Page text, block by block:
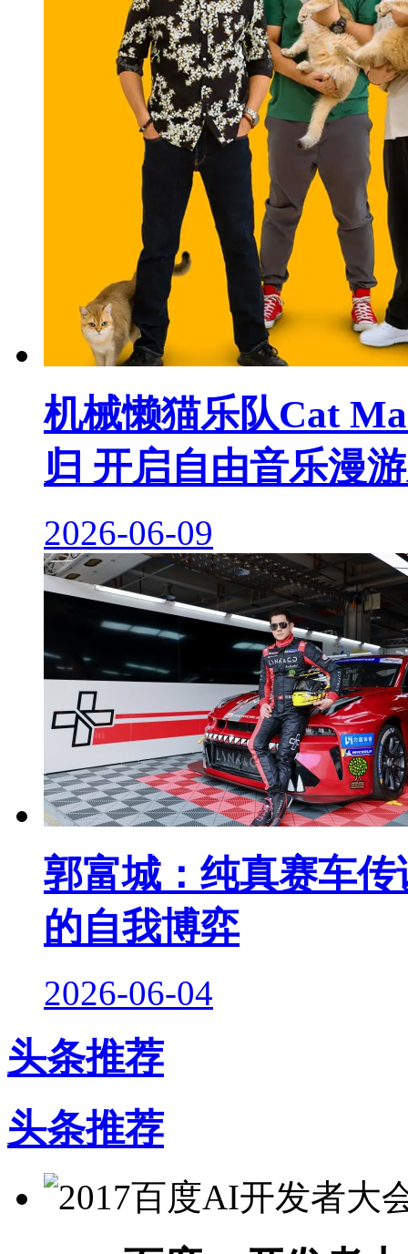
机械懒猫乐队Cat
归 开启自由音乐漫
2026-06-09
郭富城：纯真赛车
的自我博弈
2026-06-04
头条推荐
头条推荐